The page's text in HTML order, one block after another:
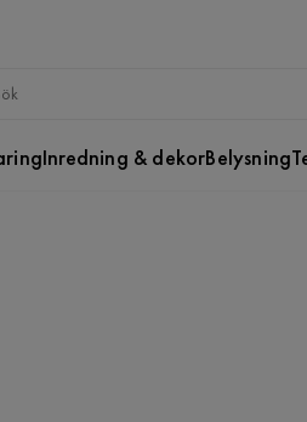
Inredning & dekorBelysning